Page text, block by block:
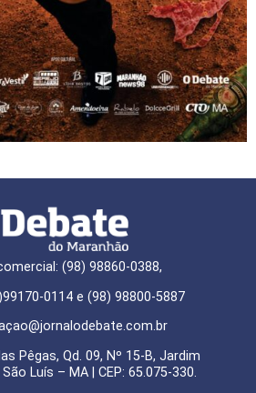
(98) 98860-0388,
0114 e (98) 98800-5887
Pêgas, Qd. 09, Nº 15-B, Jardim
Luís – MA | CEP: 65.075-330.